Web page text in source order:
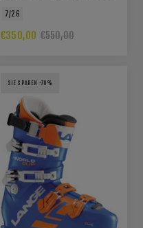
7/26
€350,00 €550,00
SIE SPAREN -70%